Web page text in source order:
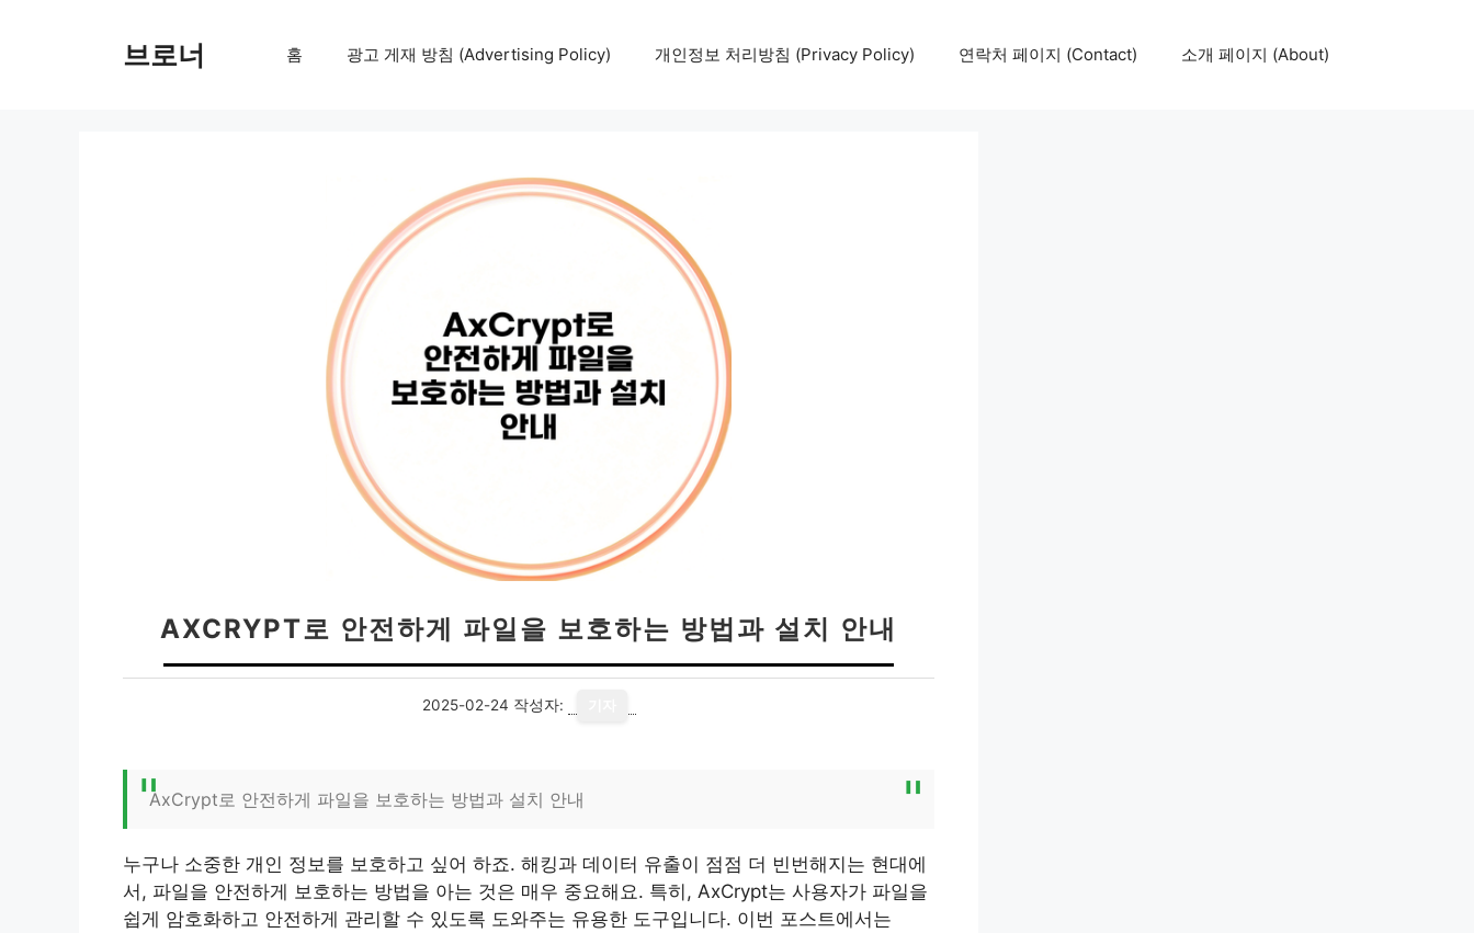
브로너 홈 광고 게재 방침 (Advertising Policy) 개인정보 처리방침 (Privacy Policy) 연락처 페이지 (Contact) 소개 페이지 (About)
AXCRYPT로 안전하게 파일을 보호하는 방법과 설치 안내
2025-02-24 작성자:
AxCrypt로 안전하게 파일을 보호하는 방법과 설치 안내
누구나 소중한 개인 정보를 보호하고 싶어 하죠. 해킹과 데이터 유출이 점점 더 빈번해지는 현대에
서, 파일을 안전하게 보호하는 방법을 아는 것은 매우 중요해요. 특히, AxCrypt는 사용자가 파일을
쉽게 암호화하고 안전하게 관리할 수 있도록 도와주는 유용한 도구입니다. 이번 포스트에서는